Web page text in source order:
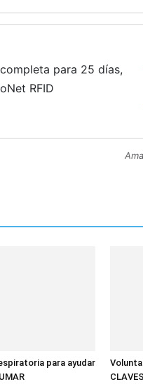
para 25 días,
RFID
para ayudar